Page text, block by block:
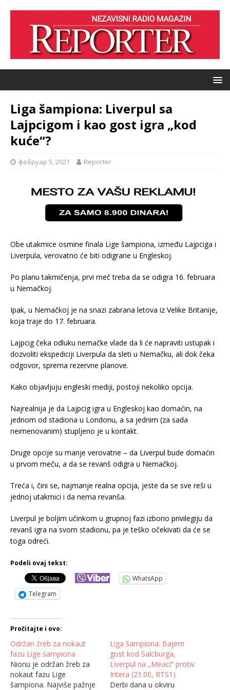
Liga šampiona: Liverpul sa
Lajpcigom i kao gost igra „kod
kuće“?
фебруар 5, 2021 Reporter
Obe utakmice osmine finala Lige šampiona, između Lajpciga i
Liverpula, verovatno će biti odigrane u Engleskoj.
Po planu takmičenja, prvi meč treba da se odigra 16. februara
u Nemačkoj.
Ipak, u Nemačkoj je na snazi zabrana letova iz Velike Britanije,
koja traje do 17. februara.
Lajpcig čeka odluku nemačke vlade da li će napraviti ustupak i
dozvoliti ekspediciji Liverpula da sleti u Nemačku, ali dok čeka
odgovor, sprema rezervne planove.
Kako objavljuju engleski mediji, postoji nekoliko opcija.
Najrealnija je da Lajpcig igra u Engleskoj kao domaćin, na
jednom od stadiona u Londonu, a sa jednim (za sada
neimenovanim) stupljeno je u kontakt.
Druge opcije su manje verovatne – da Liverpul bude domaćin
u prvom meču, a da se revanš odigra u Nemačkoj.
Treća i, čini se, najmanje realna opcija, jeste da se sve reši u
jednoj utakmici i da nema revanša.
Liverpul je boljim učinkom u grupnoj fazi izborio privilegiju da
revanš igra na svom stadionu, pa je teško očekivati da će se
toga odreći.
Podeli ovaj tekst:
WhatsApp
Telegram
Pročitajte i ovo:
Održan žreb za nokaut
fazu Lige śampiona
Nionu je održan žreb za
nokaut fazu Lige
šampiona. Najviše pažnje
Liga šampiona: Bajern
gost kod Salcburga,
Liverpul na „Meaci“ protiv
Intera (21.00, RTS1)
Derbi dana u okviru